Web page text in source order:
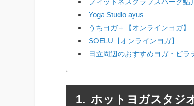
Yoga Studio ayus
うちヨガ＋【オンラインヨガ】
SOELU【オンラインヨガ】
日立周辺のおすすめヨガ・ピラ
ホットヨガスタジ